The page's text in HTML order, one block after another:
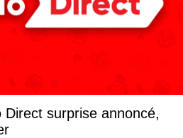
surprise annoncé,